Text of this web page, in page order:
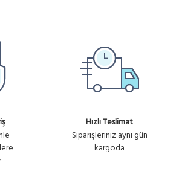
Hızlı Teslimat
Siparişleriniz aynı gün
kargoda